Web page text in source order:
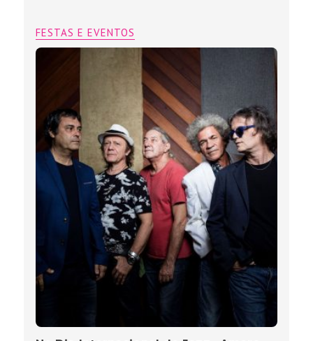
FESTAS E EVENTOS